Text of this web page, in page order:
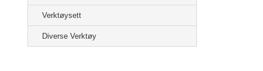
Verktøysett
Diverse Verktøy